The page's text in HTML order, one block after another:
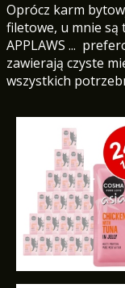
Oprócz karm
filetowe, u mnie są
APPLAWS ...
zawierają czyste
wszystkich